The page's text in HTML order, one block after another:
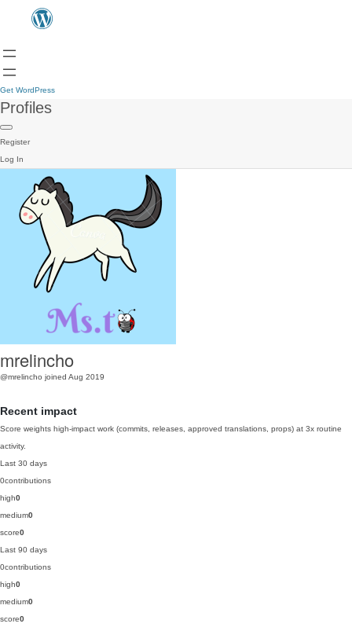
Get WordPress
Profiles
Register
Log In
mrelincho
@mrelincho joined Aug 2019
Recent impact
Score weights high-impact work (commits, releases, approved translations, props) at 3x routine
activity.
Last 30 days
0contributions
high0
medium0
score0
Last 90 days
0contributions
high0
medium0
score0